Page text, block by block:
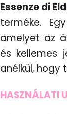
Essenze di
terméke.
amelyet az
és kellemes
anélkül, hogy
HASZNÁLATI